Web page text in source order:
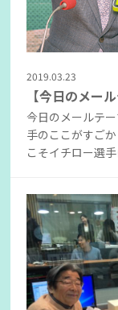
2019.03.23
【今日のメー
今日のメールテ
手のここがすご
こそイチロー選